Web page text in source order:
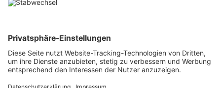
Stabwechsel gelesen und stimme diesen zu.
JETZT REGISTRIEREN
Sie haben schon ein Konto? Loggen sie sich jetzt ein.